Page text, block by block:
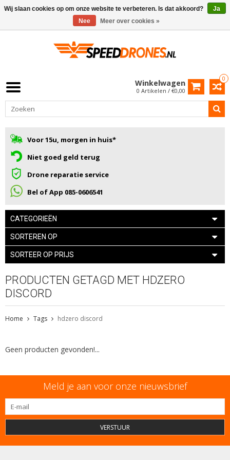
0
Winkelwagen
0 Artikelen / €0,00
Voor 15u, morgen in huis*
Niet goed geld terug
Drone reparatie service
Bel of App 085-0606541
CATEGORIEËN
SORTEREN OP
SORTEER OP PRIJS
PRODUCTEN GETAGD MET HDZERO
DISCORD
Home Tags hdzero discord
Geen producten gevonden!...
Meld je aan voor onze nieuwsbrief
VERSTUUR
Wij slaan cookies op om onze website te verbeteren. Is dat akkoord?
Ja
Nee
Meer over cookies »